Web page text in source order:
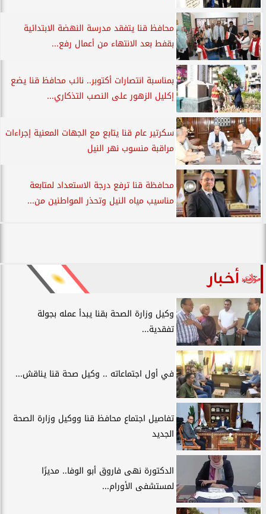
محافظ قنا يتفقد مدرسة النهضة الابتدائية
بقفط بعد الانتهاء من أعمال رفع...
بمناسبة انتصارات أكتوبر.. نائب محافظ قنا يضع
إكليل الزهور على النصب التذكاري...
سكرتير عام قنا يتابع مع الجهات المعنية إجراءات
مراقبة منسوب نهر النيل
محافظة قنا ترفع درجة الاستعداد لمتابعة
مناسيب مياه النيل وتحذر المواطنين من...
أخبار
وكيل وزارة الصحة بقنا يبدأ عمله بجولة
تفقدية...
في أول اجتماعاته .. وكيل صحة قنا يناقش...
تفاصيل اجتماع محافظ قنا ووكيل وزارة الصحة
الجديد
الدكتورة نهى فاروق أبو الوفا.. مديرًا
لمستشفى الأورام...